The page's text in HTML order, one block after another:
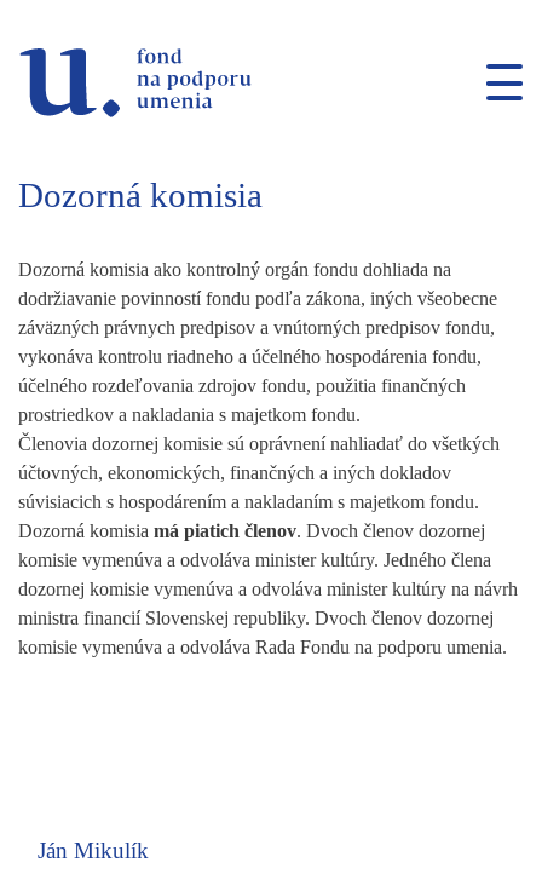
Dozorná komisia
Dozorná komisia ako kontrolný orgán fondu dohliada na
dodržiavanie povinností fondu podľa zákona, iných všeobecne
záväzných právnych predpisov a vnútorných predpisov fondu,
vykonáva kontrolu riadneho a účelného hospodárenia fondu,
účelného rozdeľovania zdrojov fondu, použitia finančných
prostriedkov a nakladania s majetkom fondu.
Členovia dozornej komisie sú oprávnení nahliadať do všetkých
účtovných, ekonomických, finančných a iných dokladov
súvisiacich s hospodárením a nakladaním s majetkom fondu.
Dozorná komisia má piatich členov. Dvoch členov dozornej
komisie vymenúva a odvoláva minister kultúry. Jedného člena
dozornej komisie vymenúva a odvoláva minister kultúry na návrh
ministra financií Slovenskej republiky. Dvoch členov dozornej
komisie vymenúva a odvoláva Rada Fondu na podporu umenia.
Ján Mikulík